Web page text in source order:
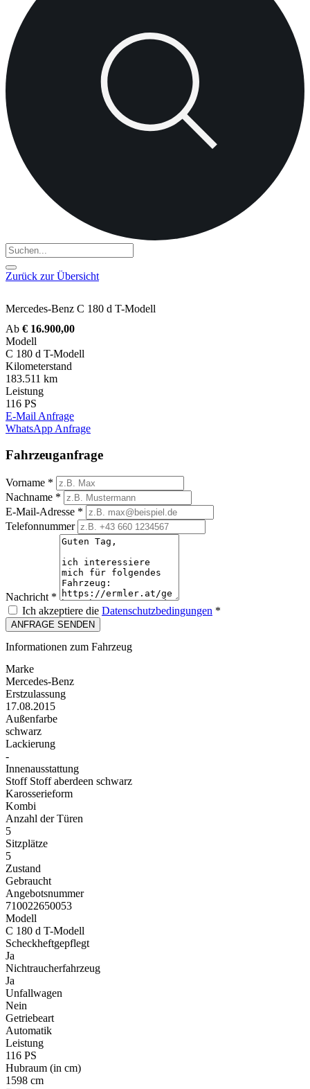
Zurück zur Übersicht
Mercedes-Benz C 180 d T-Modell
Ab € 16.900,00
Modell
C 180 d T-Modell
Kilometerstand
183.511 km
Leistung
116 PS
E-Mail Anfrage
WhatsApp Anfrage
Fahrzeuganfrage
Vorname *
Nachname *
E-Mail-Adresse *
Telefonnummer
Nachricht *
Ich akzeptiere die Datenschutzbedingungen *
ANFRAGE SENDEN
Informationen zum Fahrzeug
Marke
Mercedes-Benz
Erstzulassung
17.08.2015
Außenfarbe
schwarz
Lackierung
-
Innenausstattung
Stoff Stoff aberdeen schwarz
Karosserieform
Kombi
Anzahl der Türen
5
Sitzplätze
5
Zustand
Gebraucht
Angebotsnummer
710022650053
Modell
C 180 d T-Modell
Scheckheftgepflegt
Ja
Nichtraucherfahrzeug
Ja
Unfallwagen
Nein
Getriebeart
Automatik
Leistung
116 PS
Hubraum (in cm)
1598 cm